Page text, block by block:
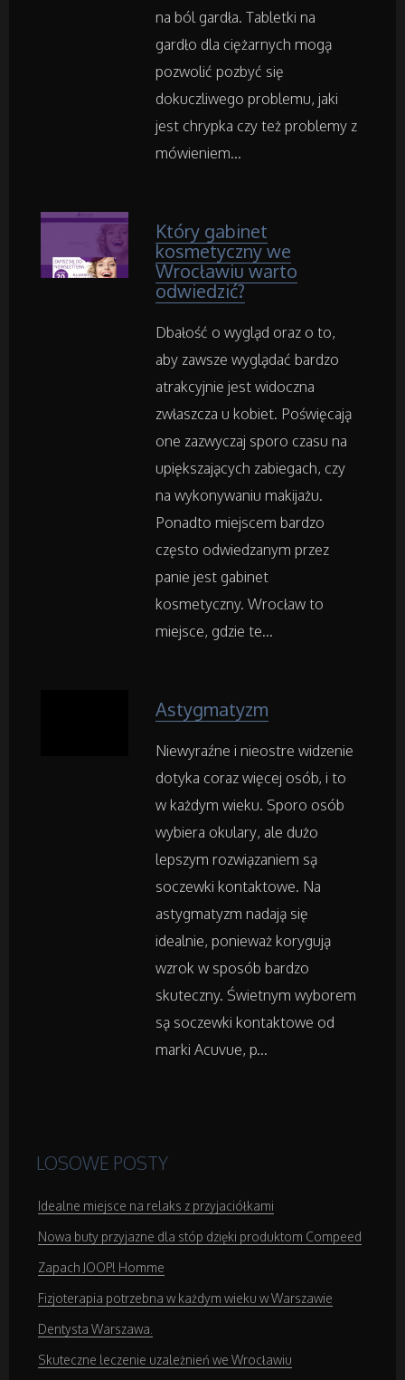
Zajęcia Sportowe i Rekreacyjne
Serwis
Informatyczne
Fotografia
Adwokaci, Porady Prawne
Weterynaryjne, Hodowla Zwierząt
Sprzątanie, Porządkowanie
Serwis
Opieka
Inne Usługi
Noclegi
Hotele i Noclegi
Wypoczynek
Wellness
Dietetyka, Odchudzanie
Leczenie
Salony Kosmetyczne
Sprzęt Medyczny
Oprogramowanie
Strony Internetowe
na ból gardła. Tabletki na
gardło dla ciężarnych mogą
pozwolić pozbyć się
dokuczliwego problemu, jaki
jest chrypka czy też problemy z
mówieniem...
Który gabinet
kosmetyczny we
Wrocławiu warto
odwiedzić?
Dbałość o wygląd oraz o to,
aby zawsze wyglądać bardzo
atrakcyjnie jest widoczna
zwłaszcza u kobiet. Poświęcają
one zazwyczaj sporo czasu na
upiększających zabiegach, czy
na wykonywaniu makijażu.
Ponadto miejscem bardzo
często odwiedzanym przez
panie jest gabinet
kosmetyczny. Wrocław to
miejsce, gdzie te...
Astygmatyzm
Niewyraźne i nieostre widzenie
dotyka coraz więcej osób, i to
w każdym wieku. Sporo osób
wybiera okulary, ale dużo
lepszym rozwiązaniem są
soczewki kontaktowe. Na
astygmatyzm nadają się
idealnie, ponieważ korygują
wzrok w sposób bardzo
skuteczny. Świetnym wyborem
są soczewki kontaktowe od
marki Acuvue, p...
LOSOWE POSTY
Idealne miejsce na relaks z przyjaciółkami
Nowa buty przyjazne dla stóp dzięki produktom Compeed
Zapach JOOP! Homme
Fizjoterapia potrzebna w każdym wieku w Warszawie
Dentysta Warszawa.
Skuteczne leczenie uzależnień we Wrocławiu